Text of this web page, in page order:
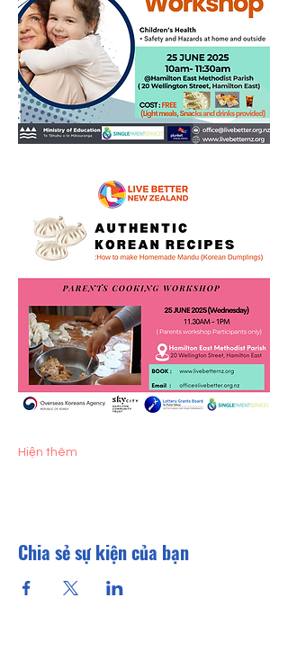
Hiện thêm
Chia sẻ sự kiện của bạn